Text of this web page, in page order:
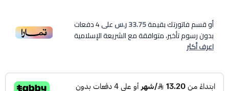
أو قسم فاتورتك بقيمة33.75 ر.س على4دفعات
بدون رسوم تأخير، متوافقة مع الشريعة الإسلامية
اعرف أكثر